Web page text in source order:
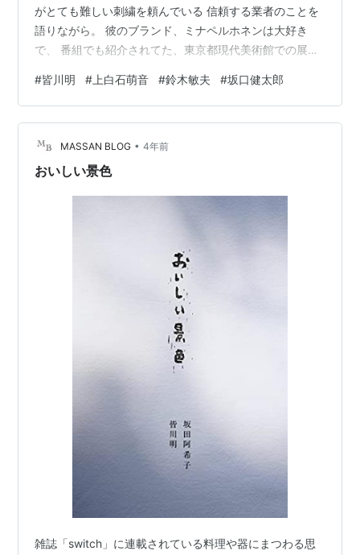
がとても難しい刺繍を頼んでいる 信頼する業者のことを
語りながら。 彼のブランド、ミナペルホネンは大好き
で、 番組でも紹介されてた、東京都現代美術館での展覧
効率を追うのでなく、 ずっと続く、自分がほんとに良い
と思うものを 創造し提供していく。 デザインの道に入っ
た皆川さんが、 初めからずっと求めていたこと。 自分は
これがやりたい、 というものがみつかっている人はうら
やましい。 この間、上白石萌音さんの本「いろいろ」を
#皆川明 #上白石萌音 #鈴木敏夫 #坂口健太郎
MASSAN BLOG • 4年前
おいしい景色
雑誌「switch」に連載されている料理や器にまつわる思